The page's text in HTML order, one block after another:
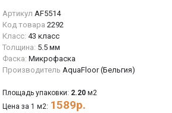
Артикул AF5514
Код товара 2292
Класс: 43 класс
Толщина: 5.5 мм
Фаска: Микрофаска
Производитель AquaFloor (Бельгия)
Площадь упаковки: 2.20 м2
Цена за 1 м2: 1589р.